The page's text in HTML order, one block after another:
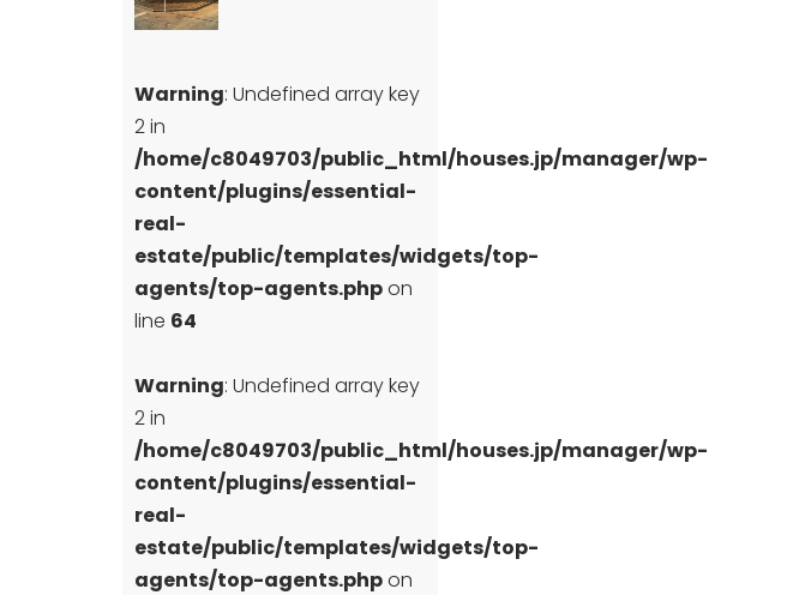
Warning: Undefined array key
2 in
/home/c8049703/public_html/houses.jp/manager/wp-
content/plugins/essential-
real-
estate/public/templates/widgets/top-
agents/top-agents.phpon
line 64
Warning: Undefined array key
2 in
/home/c8049703/public_html/houses.jp/manager/wp-
content/plugins/essential-
real-
estate/public/templates/widgets/top-
agents/top-agents.phpon